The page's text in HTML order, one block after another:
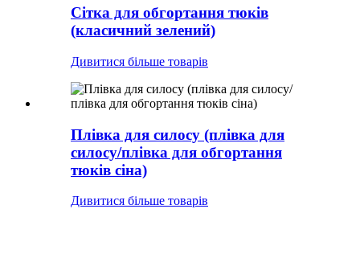
Сітка для обгортання тюків
(класичний зелений)
Дивитися більше товарів
Плівка для силосу (плівка для
силосу/плівка для обгортання
тюків сіна)
Дивитися більше товарів